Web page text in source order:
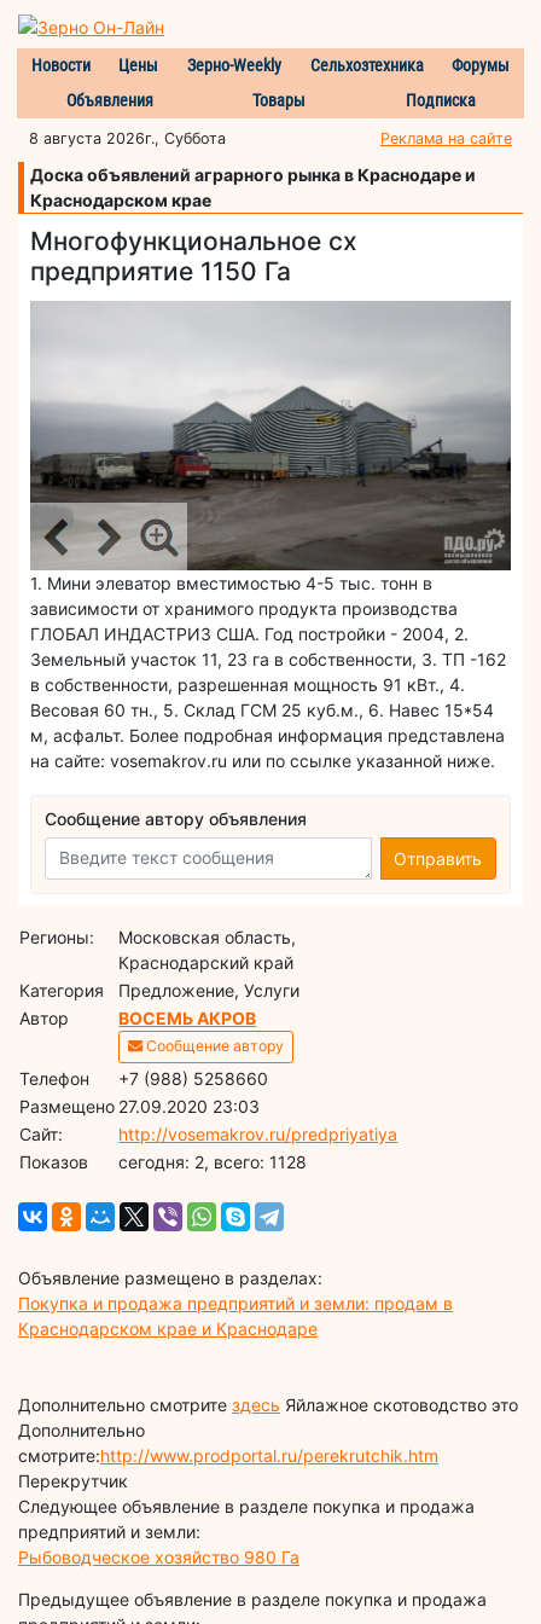
Новости Цены Зерно-Weekly Сельхозтехника
Форумы
Объявления
Товары Подписка
8 августа 2026г., Суббота Реклама на сайте
Доска объявлений аграрного рынка в Краснодаре и
Краснодарском крае
Многофункциональное сх
предприятие 1150 Га
1. Мини элеватор вместимостью 4-5 тыс. тонн в
зависимости от хранимого продукта производства
ГЛОБАЛ ИНДАСТРИЗ США. Год постройки - 2004, 2.
Земельный участок 11, 23 га в собственности, 3. ТП -162
в собственности, разрешенная мощность 91 кВт., 4.
Весовая 60 тн., 5. Склад ГСМ 25 куб.м., 6. Навес 15*54
м, асфальт. Более подробная информация представлена
на сайте: vosemakrov.ru или по ссылке указанной ниже.
Сообщение автору объявления
Отправить
Регионы:
Московская область,
Краснодарский край
Категория
Предложение, Услуги
Автор
ВОСЕМЬ АКРОВ
Сообщение автору
Телефон
+7 (988) 5258660
Размещено 27.09.2020 23:03
Сайт:
http://vosemakrov.ru/predpriyatiya
Показов
cегодня: 2, всего: 1128
Объявление размещено в разделах:
Покупка и продажа предприятий и земли: продам в
Краснодарском крае и Краснодаре
Дополнительно смотрите здесь Яйлажное скотоводство это
Дополнительно
смотрите:http://www.prodportal.ru/perekrutchik.htm
Перекрутчик
Следующее объявление в разделе покупка и продажа
предприятий и земли:
Рыбоводческое хозяйство 980 Га
Предыдущее объявление в разделе покупка и продажа